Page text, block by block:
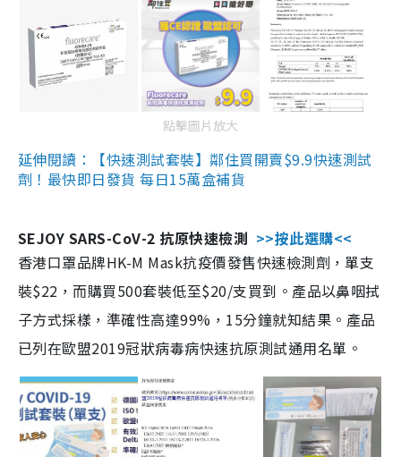
點擊圖片放大
延伸閱讀：【快速測試套裝】鄰住買開賣$9.9快速測試
劑！最快即日發貨 每日15萬盒補貨
SEJOY SARS-CoV-2 抗原快速檢測 >>按此選購<<
香港口罩品牌HK-M Mask抗疫價發售快速檢測劑，單支
裝$22，而購買500套裝低至$20/支買到。產品以鼻咽拭
子方式採樣，準確性高達99%，15分鐘就知結果。產品
已列在歐盟2019冠狀病毒病快速抗原測試通用名單。